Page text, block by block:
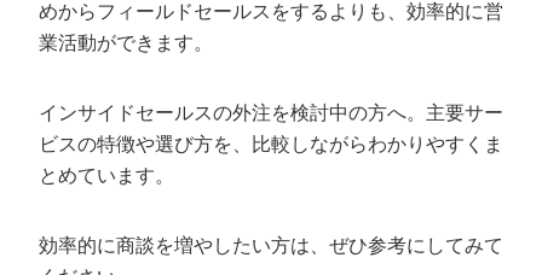
めからフィールドセールスをするよりも、効率的に営
業活動ができます。
インサイドセールスの外注を検討中の方へ。主要サー
ビスの特徴や選び方を、比較しながらわかりやすくま
とめています。
効率的に商談を増やしたい方は、ぜひ参考にしてみて